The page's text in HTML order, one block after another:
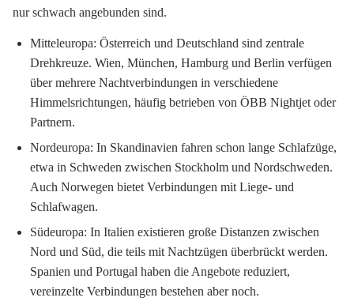
nur schwach angebunden sind.
Mitteleuropa: Österreich und Deutschland sind zentrale
Drehkreuze. Wien, München, Hamburg und Berlin verfügen
über mehrere Nachtverbindungen in verschiedene
Himmelsrichtungen, häufig betrieben von ÖBB Nightjet oder
Partnern.
Nordeuropa: In Skandinavien fahren schon lange Schlafzüge,
etwa in Schweden zwischen Stockholm und Nordschweden.
Auch Norwegen bietet Verbindungen mit Liege- und
Schlafwagen.
Südeuropa: In Italien existieren große Distanzen zwischen
Nord und Süd, die teils mit Nachtzügen überbrückt werden.
Spanien und Portugal haben die Angebote reduziert,
vereinzelte Verbindungen bestehen aber noch.